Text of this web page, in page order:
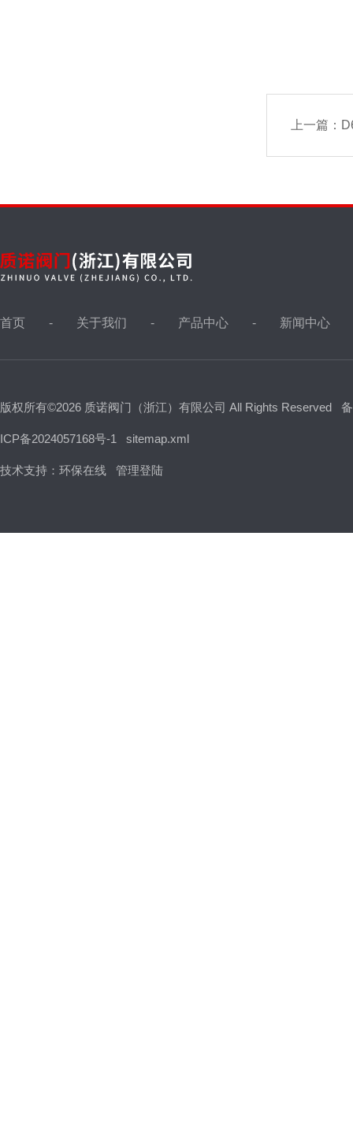
上一篇：
首页 关于我们 产品中心 新闻中心
版权所有©2026 质诺阀门（浙江）有限公司 All Rights Reserved
ICP备2024057168号-1 sitemap.xml
技术支持： 环保在线 管理登陆